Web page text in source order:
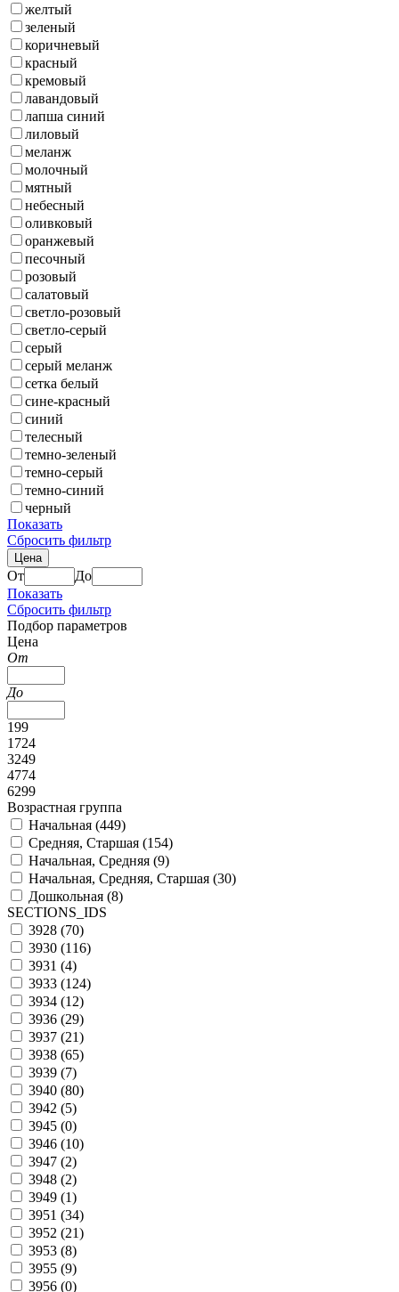
желтый
зеленый
коричневый
красный
кремовый
лавандовый
лапша синий
лиловый
меланж
молочный
мятный
небесный
оливковый
оранжевый
песочный
розовый
салатовый
светло-розовый
светло-серый
серый
серый меланж
сетка белый
сине-красный
синий
телесный
темно-зеленый
темно-серый
темно-синий
черный
Показать
Сбросить фильтр
Цена
От
До
Показать
Сбросить фильтр
Подбор параметров
Цена
От
До
199
1724
3249
4774
6299
Возрастная группа
Начальная (449)
Средняя, Старшая (154)
Начальная, Средняя (9)
Начальная, Средняя, Старшая (30)
Дошкольная (8)
SECTIONS_IDS
3928 (70)
3930 (116)
3931 (4)
3933 (124)
3934 (12)
3936 (29)
3937 (21)
3938 (65)
3939 (7)
3940 (80)
3942 (5)
3945 (0)
3946 (10)
3947 (2)
3948 (2)
3949 (1)
3951 (34)
3952 (21)
3953 (8)
3955 (9)
3956 (0)